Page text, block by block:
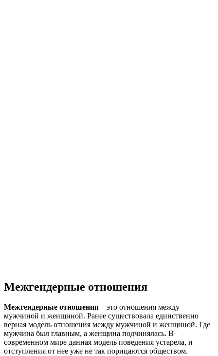
Межгендерные отношения
Межгендерные отношения – это отношения между
мужчиной и женщиной. Ранее существовала единственно
верная модель отношения между мужчиной и женщиной. Где
мужчина был главным, а женщина подчинялась. В
современном мире данная модель поведения устарела, и
отступления от нее уже не так порицаются обществом.